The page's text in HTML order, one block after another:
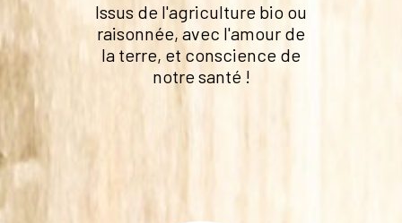
Issus de l'agriculture bio ou
raisonnée, avec l'amour de
la terre, et conscience de
notre santé !